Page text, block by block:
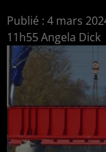
Publié : 4 mars
11h55 Angela Dick